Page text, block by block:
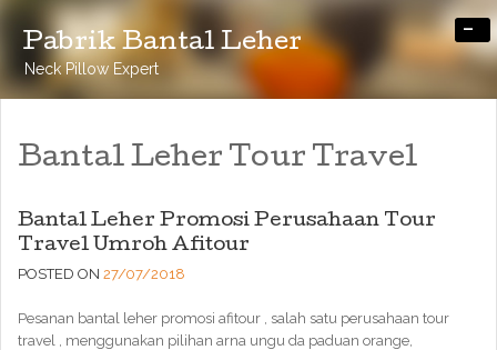
Pabrik Bantal Leher
Neck Pillow Expert
-
Bantal Leher Tour Travel
Bantal Leher Promosi Perusahaan Tour
Travel Umroh Afitour
POSTED ON 27/07/2018
Pesanan bantal leher promosi afitour , salah satu perusahaan tour
travel , menggunakan pilihan arna ungu da paduan orange,